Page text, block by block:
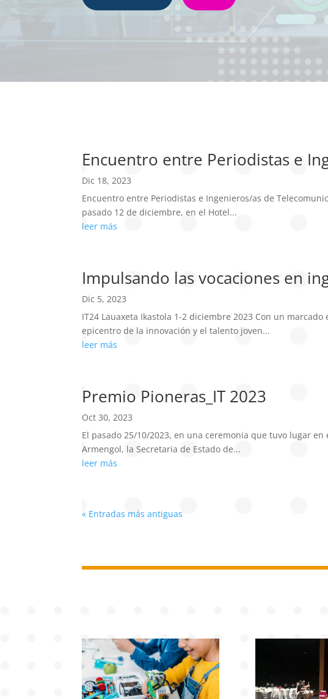
Encuentro entre Periodistas e
Dic 18, 2023
Encuentro entre Periodistas e Ingenieros/as de
pasado 12 de diciembre, en el Hotel...
leer más
Impulsando las vocaciones en
Dic 5, 2023
IT24 Lauaxeta Ikastola 1-2 diciembre 2023 Con un
epicentro de la innovación y el talento joven...
leer más
Premio Pioneras_IT 2023
Oct 30, 2023
El pasado 25/10/2023, en una ceremonia que tuvo lugar
Armengol, la Secretaria de Estado de...
leer más
« Entradas más antiguas